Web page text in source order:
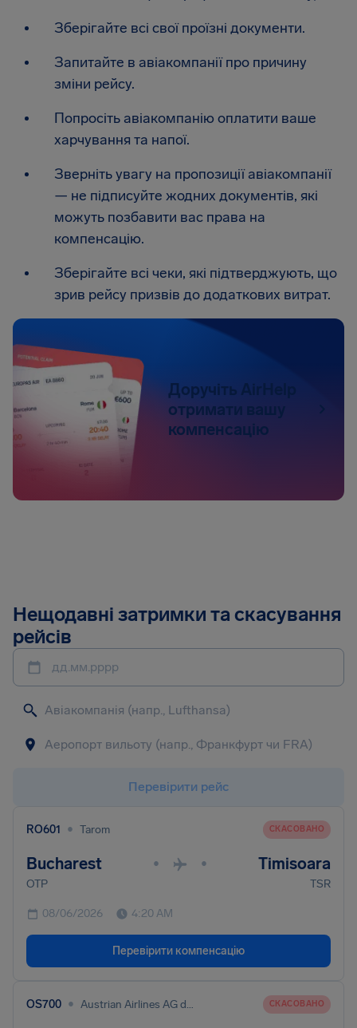
Зберігайте всі свої проїзні документи.
Запитайте в авіакомпанії про причину
зміни рейсу.
Попросіть авіакомпанію оплатити ваше
харчування та напої.
Зверніть увагу на пропозиції авіакомпанії
— не підписуйте жодних документів, які
можуть позбавити вас права на
компенсацію.
Зберігайте всі чеки, які підтверджують, що
зрив рейсу призвів до додаткових витрат.
Доручіть AirHelp
отримати вашу
компенсацію
Нещодавні затримки та скасування
рейсів
дд.мм.рррр
Перевірити рейс
RO601 • Tarom СКАСОВАНО
Bucharest • • Timisoara
OTP TSR
08/06/2026 4:20 AM
Перевірити компенсацію
OS700 • Austrian Airlines AG dba Austrian СКАСОВАНО